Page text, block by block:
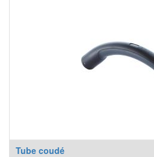
Tube coudé